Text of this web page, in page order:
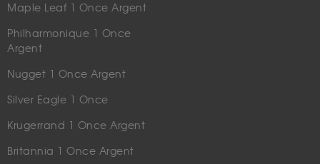
Maple Leaf 1 Once Argent
Philharmonique 1 Once
Argent
Nugget 1 Once Argent
Silver Eagle 1 Once
Krugerrand 1 Once Argent
Britannia 1 Once Argent